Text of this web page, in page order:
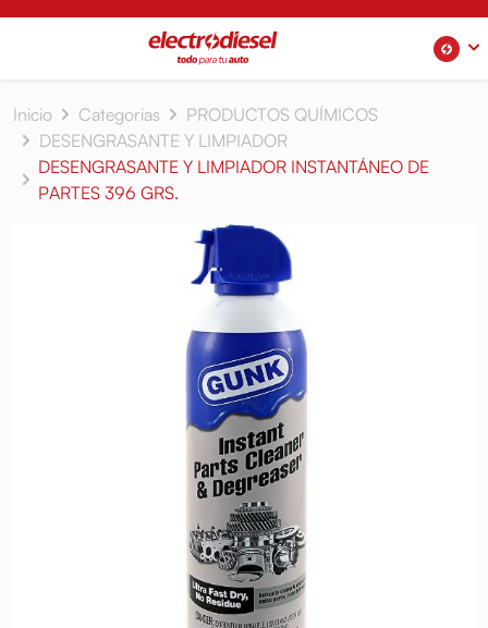
Inicio Categorias
PRODUCTOS QUÍMICOS
DESENGRASANTE Y LIMPIADOR
DESENGRASANTE Y LIMPIADOR INSTANTÁNEO DE
PARTES 396 GRS.